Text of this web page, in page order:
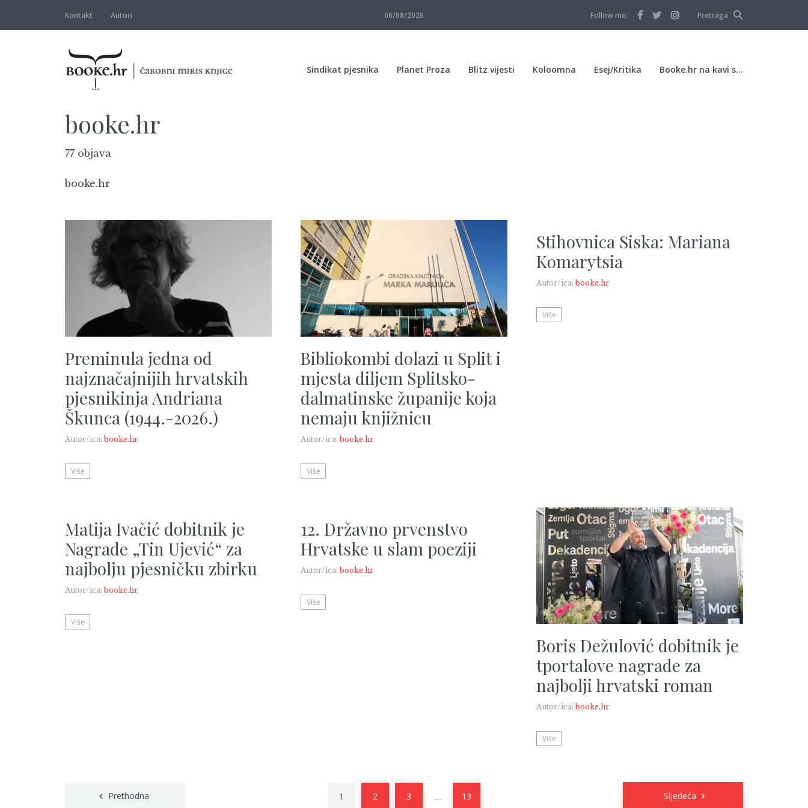
Kontakt Autori 06/08/2026 Follow me: Pretraga
Sindikat pjesnika Planet Proza Blitz vijesti Koloomna Esej/Kritika Booke.hr na kavi s…
booke.hr
77 objava
booke.hr
Preminula jedna od
najznačajnijih hrvatskih
pjesnikinja Andriana
Škunca (1944.-2026.)
Autor/ica: booke.hr
Više
Bibliokombi dolazi u Split i
mjesta diljem Splitsko-
dalmatinske županije koja
nemaju knjižnicu
Autor/ica: booke.hr
Više
Stihovnica Siska: Mariana
Komarytsia
Autor/ica: booke.hr
Više
Matija Ivačić dobitnik je
Nagrade „Tin Ujević“ za
najbolju pjesničku zbirku
Autor/ica: booke.hr
Više
12. Državno prvenstvo
Hrvatske u slam poeziji
Autor/ica: booke.hr
Više
Boris Dežulović dobitnik je
tportalove nagrade za
najbolji hrvatski roman
Autor/ica: booke.hr
Više
Prethodna
Posts 1 2 3 … 13 Sljedeća